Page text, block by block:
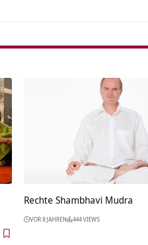
Rechte Shambhavi Mudra
VOR 8 JAHREN 444 VIEWS